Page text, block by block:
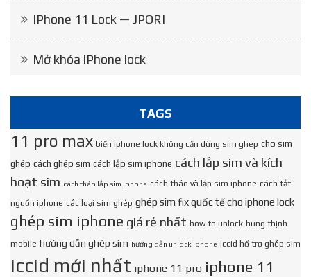
IPhone 11 Lock — JPORI
Mở khóa iPhone lock
TAGS
11 pro max biến iphone lock không cần dùng sim ghép cho sim
ghép cách ghép sim cách lắp sim iphone cách lắp sim và kích
hoạt sim cách tháo lắp sim iphone cách tháo và lắp sim iphone cách tắt
nguồn iphone các loại sim ghép ghép sim fix quốc tế cho iphone lock
ghép sim iphone giá rẻ nhất how to unlock hưng thịnh
mobile hướng dẫn ghép sim hướng dẫn unlock iphone iccid hổ trợ ghép sim
iccid mới nhất iphone 11 pro iphone 11